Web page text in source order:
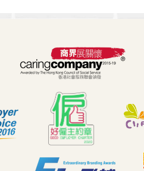
🧭 職場迷航？你需要一位專
屬「導師 (Mentor)」！ 🤝